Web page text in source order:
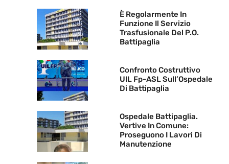
È Regolarmente In
Funzione Il Servizio
Trasfusionale Del P.O.
Battipaglia
Confronto Costruttivo
UIL Fp-ASL Sull’Ospedale
Di Battipaglia
Ospedale Battipaglia.
Vertive In Comune:
Proseguono I Lavori Di
Manutenzione